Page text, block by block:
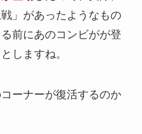
」があったようなもの
前にあのコンビがが登
しますね。
ーナーが復活するのか